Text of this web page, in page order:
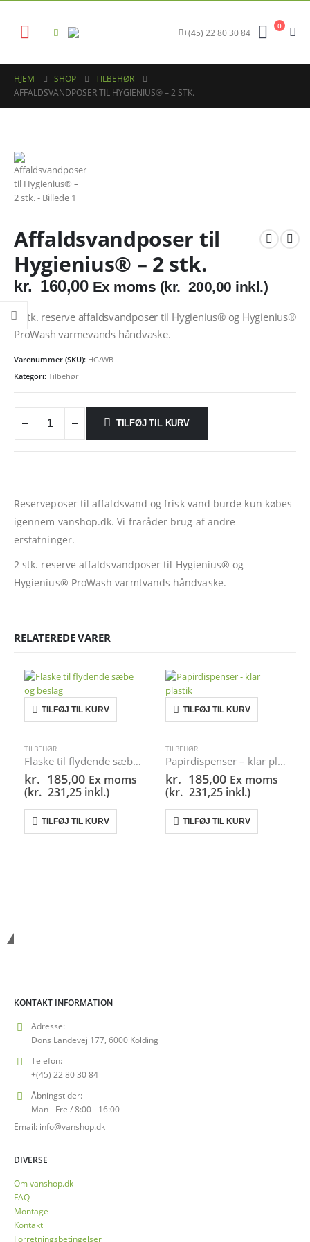
+(45) 22 80 30 84
0
HJEM SHOP
TILBEHØR
AFFALDSVANDPOSER TIL HYGIENIUS® – 2 STK.
Affaldsvandposer til
Hygienius® – 2 stk.
kr. 160,00 Ex moms (kr. 200,00 inkl.)
2 stk. reserve affaldsvandposer til Hygienius® og Hygienius®
ProWash varmevands håndvaske.
Varenummer (SKU): HG/WB
Kategori: Tilbehør
TILFØJ TIL KURV
Reserveposer til affaldsvand og frisk vand burde kun købes
igennem vanshop.dk. Vi fraråder brug af andre
erstatninger.
2 stk. reserve affaldsvandposer til Hygienius® og
Hygienius® ProWash varmtvands håndvaske.
RELATEREDE VARER
TILFØJ TIL KURV
TILBEHØR
Flaske til flydende sæbe og beslag
kr. 185,00 Ex moms
(kr. 231,25 inkl.)
TILFØJ TIL KURV
TILFØJ TIL KURV
TILBEHØR
Papirdispenser – klar plastik
kr. 185,00 Ex moms
(kr. 231,25 inkl.)
TILFØJ TIL KURV
KONTAKT INFORMATION
Adresse:
Dons Landevej 177, 6000 Kolding
Telefon:
+(45) 22 80 30 84
Åbningstider:
Man - Fre / 8:00 - 16:00
Email: info@vanshop.dk
DIVERSE
Om vanshop.dk
FAQ
Montage
Kontakt
Forretningsbetingelser